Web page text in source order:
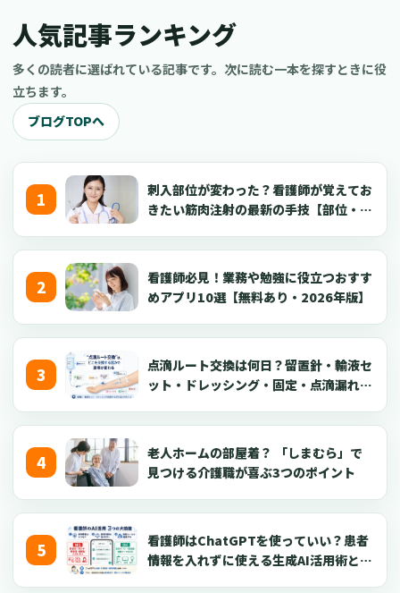
人気記事ランキング
多くの読者に選ばれている記事です。次に読む一本を探すときに役
立ちます。
ブログTOPへ
刺入部位が変わった？看護師が覚えてお
きたい筋肉注射の最新の手技【部位・
看護師必見！業務や勉強に役立つおすす
めアプリ10選【無料あり・2026年版】
点滴ルート交換は何日？留置針・輸液セ
ット・ドレッシング・固定・点滴漏れ対
老人ホームの部屋着？ 「しまむら」で
見つける介護職が喜ぶ3つのポイント
看護師はChatGPTを使っていい？患者
情報を入れずに使える生成AI活用術とプ